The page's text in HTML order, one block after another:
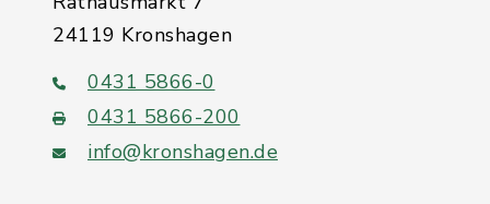
24119 Kronshagen
0431 5866-0
0431 5866-200
info@kronshagen.de